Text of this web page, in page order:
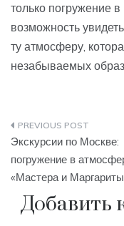
только погружение
возможность
ту атмосферу,
незабываемых
Навигация
по
записям
Экскурсии по Москве:
погружение в
«Мастера и
Добавить